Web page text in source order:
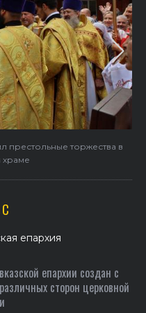
престольные торжества в
храме
епархии создан c
сторон церковной